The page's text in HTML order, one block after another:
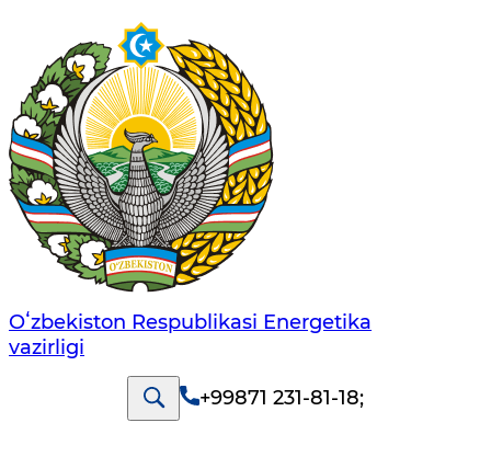
Oʻzbekiston Respublikasi Energetika
vazirligi
+99871 231-81-18;